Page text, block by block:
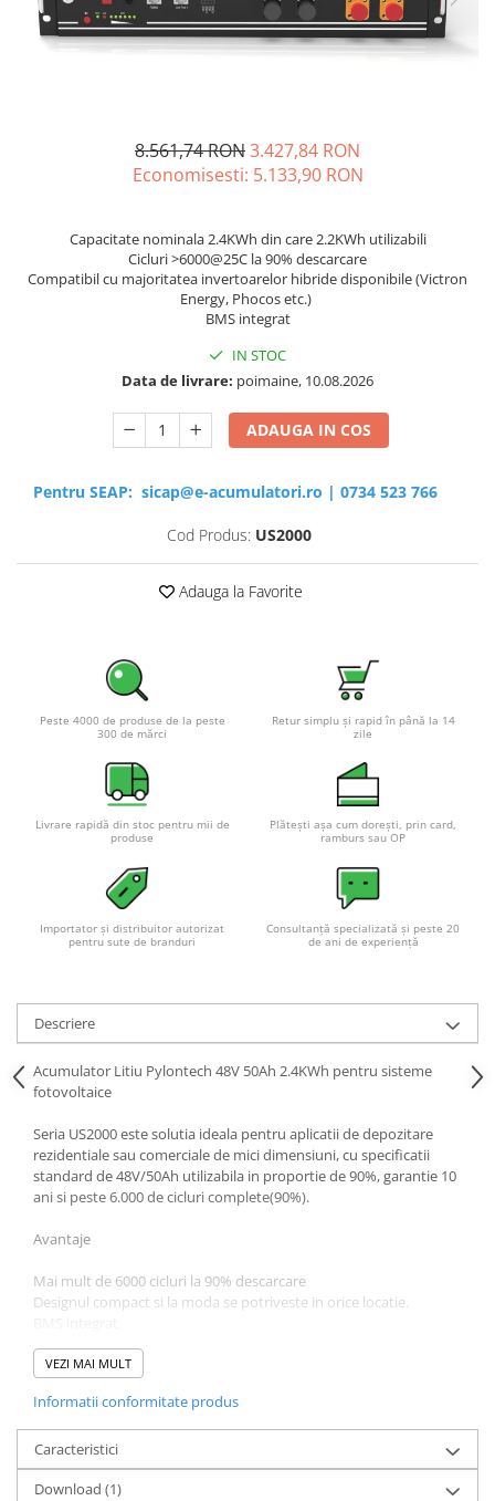
Sisteme de management (BMS)
8.561,74 RON3.427,84 RON
Economisesti: 5.133,90 RON
Capacitate nominala 2.4KWh din care 2.2KWh utilizabili
Cicluri >6000@25C la 90% descarcare
Compatibil cu majoritatea invertoarelor hibride disponibile (Victron
Energy, Phocos etc.)
BMS integrat
IN STOC
Data de livrare: poimaine, 10.08.2026
ADAUGA IN COS
Pentru SEAP: sicap@e-acumulatori.ro | 0734 523 766
Cod Produs: US2000
Adauga la Favorite
Peste 4000 de produse de la peste
300 de mărci
Retur simplu și rapid în până la 14
zile
Livrare rapidă din stoc pentru mii de
produse
Plătești așa cum dorești, prin card,
ramburs sau OP
Importator și distribuitor autorizat
pentru sute de branduri
Consultanță specializată și peste 20
de ani de experiență
Descriere
Acumulator Litiu Pylontech 48V 50Ah 2.4KWh pentru sisteme
fotovoltaice
Seria US2000 este solutia ideala pentru aplicatii de depozitare
rezidentiale sau comerciale de mici dimensiuni, cu specificatii
standard de 48V/50Ah utilizabila in proportie de 90%, garantie 10
ani si peste 6.000 de cicluri complete(90%).
Avantaje
Mai mult de 6000 cicluri la 90% descarcare
Designul compact si la moda se potriveste in orice locatie.
Designul modular va ofera posibilitatea de a alege exact
capacitate dorita
(Victron Energy, Phocos etc.)
Fixarea simpla a acumulatorului si a cablurilor minimizeaza
timpul si costurile de instalare
Certificare de siguranta TüV CE UN38.3
VEZI MAI MULT
Informatii conformitate produs
Caracteristici
Download (1)